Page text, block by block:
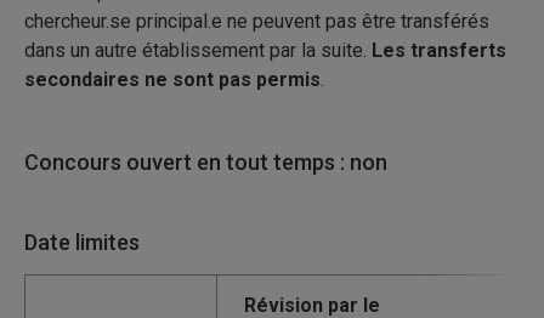
chercheur.se principal.e ne peuvent pas être transférés
dans un autre établissement par la suite. Les transferts
secondaires ne sont pas permis.
Concours ouvert en tout temps : non
Date limites